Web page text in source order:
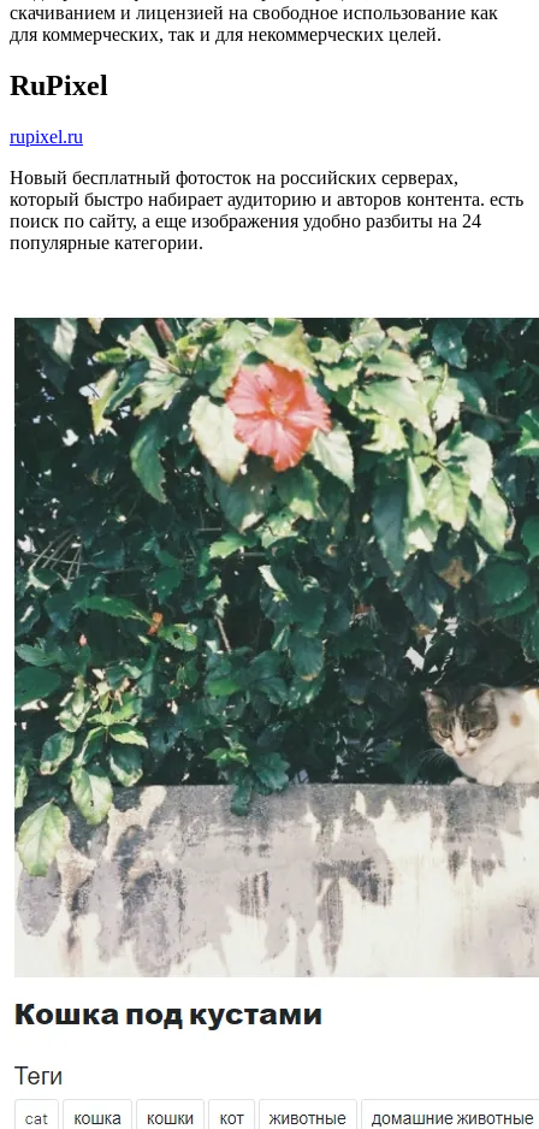
скачиванием и лицензией на свободное использование как
для коммерческих, так и для некоммерческих целей.
RuPixel
rupixel.ru
Новый бесплатный фотосток на российских серверах,
который быстро набирает аудиторию и авторов контента. есть
поиск по сайту, а еще изображения удобно разбиты на 24
популярные категории.